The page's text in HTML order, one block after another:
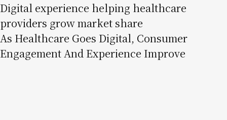
Digital experience helping healthcare
providers grow market share
As Healthcare Goes Digital, Consumer
Engagement And Experience Improve